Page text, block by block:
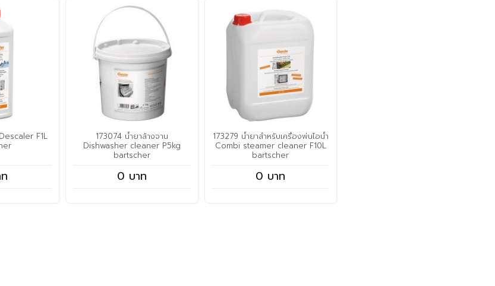
F1L
173074 น้ำยาล้างจาน
Dishwasher cleaner P5kg
bartscher
0 บาท
173279 น้ำยาสำหรับเครื่องพ่นไอน้ำ
Combi steamer cleaner F10L
bartscher
0 บาท